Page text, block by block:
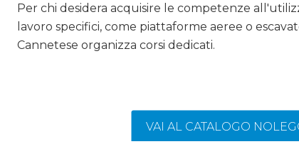
Per chi desidera acquisire le competenze
lavoro specifici, come piattaforme aeree o
Cannetese organizza corsi dedicati.
VAI AL CATALOGO